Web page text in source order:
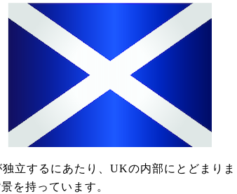
立するにあたり、UKの内部にとどまりま
を持っています。